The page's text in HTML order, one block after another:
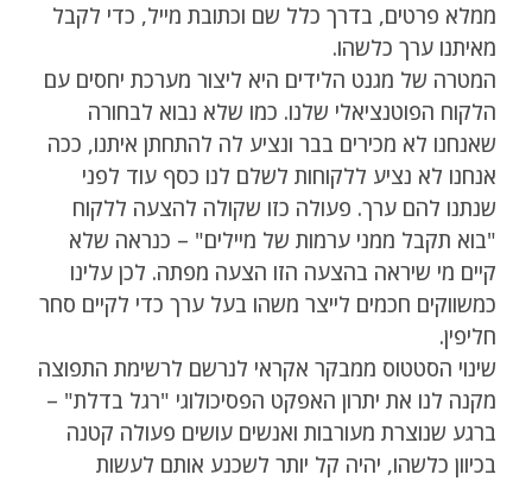
ממלא פרטים, בדרך כלל שם וכתובת מייל, כדי לקבל
מאיתנו ערך כלשהו.
המטרה של מגנט הלידים היא ליצור מערכת יחסים עם
הלקוח הפוטנציאלי שלנו. כמו שלא נבוא לבחורה
שאנחנו לא מכירים בבר ונציע לה להתחתן איתנו, ככה
אנחנו לא נציע ללקוחות לשלם לנו כסף עוד לפני
שנתנו להם ערך. פעולה כזו שקולה להצעה ללקוח
"בוא תקבל ממני ערמות של מיילים" – כנראה שלא
קיים מי שיראה בהצעה הזו הצעה מפתה. לכן עלינו
כמשווקים חכמים לייצר משהו בעל ערך כדי לקיים סחר
חליפין.
שינוי הסטטוס ממבקר אקראי לנרשם לרשימת התפוצה
מקנה לנו את יתרון האפקט הפסיכולוגי "רגל בדלת" –
ברגע שנוצרת מעורבות ואנשים עושים פעולה קטנה
בכיוון כלשהו, יהיה קל יותר לשכנע אותם לעשות